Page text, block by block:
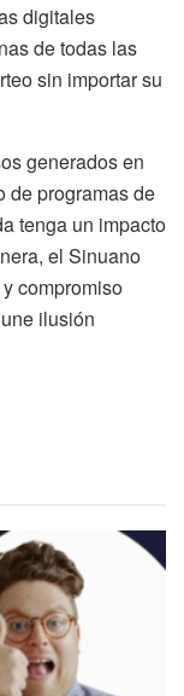
digitales
de todas las
sin importar su
generados en
de programas de
tenga un impacto
el Sinuano
compromiso
ilusión